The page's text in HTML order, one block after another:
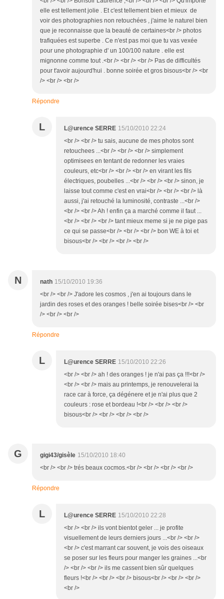
elle est tellement jolie . Et c'est tellement bien et mieux de
voir des photographies non retouchées , j'aime le naturel bien
que je reconnaisse que la beauté de certaines<br /> photos
trafiquées est superbe . Ce n'est pas moi que tu vas vexée
pour une photographie d' un 100/100 nature . elle est
mignonne comme tout .<br /> <br /> <br /> Pas de difficultés
pour t'avoir aujourd'hui . bonne soirée et gros bisous<br /> <br
/> <br /> <br />
Répondre
L L@urence SERRE 15/10/2010 22:24
<br /> <br /> tu sais, aucune de mes photos sont
retouchees ...<br /> <br /> <br /> simplement
optimisees en tentant de redonner les vraies
couleurs, etc<br /> <br /> <br /> en virant les fils
électriques, poubelles ...<br /> <br /> <br /> sinon, je
laisse tout comme c'est en vrai<br /> <br /> <br /> là
aussi, j'ai retouché la luminosité, contraste ...<br />
<br /> <br /> Ah ! enfin ça a marché comme il faut ...
<br /> <br /> <br /> tant mieux meme si je ne pige pas
ce qui se passe<br /> <br /> <br /> bon WE à toi et
bisous<br /> <br /> <br /> <br />
N nath 15/10/2010 19:36
<br /> <br /> J'adore les cosmos , j'en ai toujours dans le
jardin des roses et des oranges ! belle soirée bises<br /> <br
/> <br /> <br />
Répondre
L L@urence SERRE 15/10/2010 22:26
<br /> <br /> ah ! des oranges ! je n'ai pas ça !!!<br />
<br /> <br /> mais au printemps, je renouvelerai la
race car à force, ça dégénere et je n'ai plus que 2
couleurs : rose et bordeau !<br /> <br /> <br />
bisous<br /> <br /> <br /> <br />
G gigi43/gisèle 15/10/2010 18:40
<br /> <br /> trés beaux cocmos.<br /> <br /> <br /> <br />
Répondre
L L@urence SERRE 15/10/2010 22:28
<br /> <br /> ils vont bientot geler ... je profite
visuellement de leurs derniers jours ...<br /> <br />
<br /> c'est marrant car souvent, je vois des oiseaux
se poser sur les fleurs pour manger les graines ...<br
/> <br /> <br /> ils me cassent bien sûr quelques
fleurs !<br /> <br /> <br /> bisous<br /> <br /> <br />
<br />